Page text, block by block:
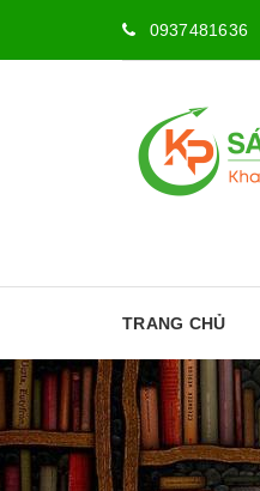
0937481636
TRANG CHỦ